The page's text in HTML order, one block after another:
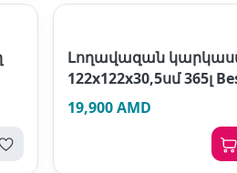
Լողավազան
122х122х30,5սմ 365լ
19,900 AMD